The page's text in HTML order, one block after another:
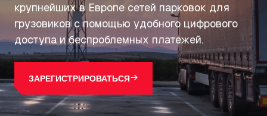
крупнейших в Европе сетей парковок для
грузовиков с помощью удобного цифрового
доступа и беспроблемных платежей.
ЗАРЕГИСТРИРОВАТЬСЯ